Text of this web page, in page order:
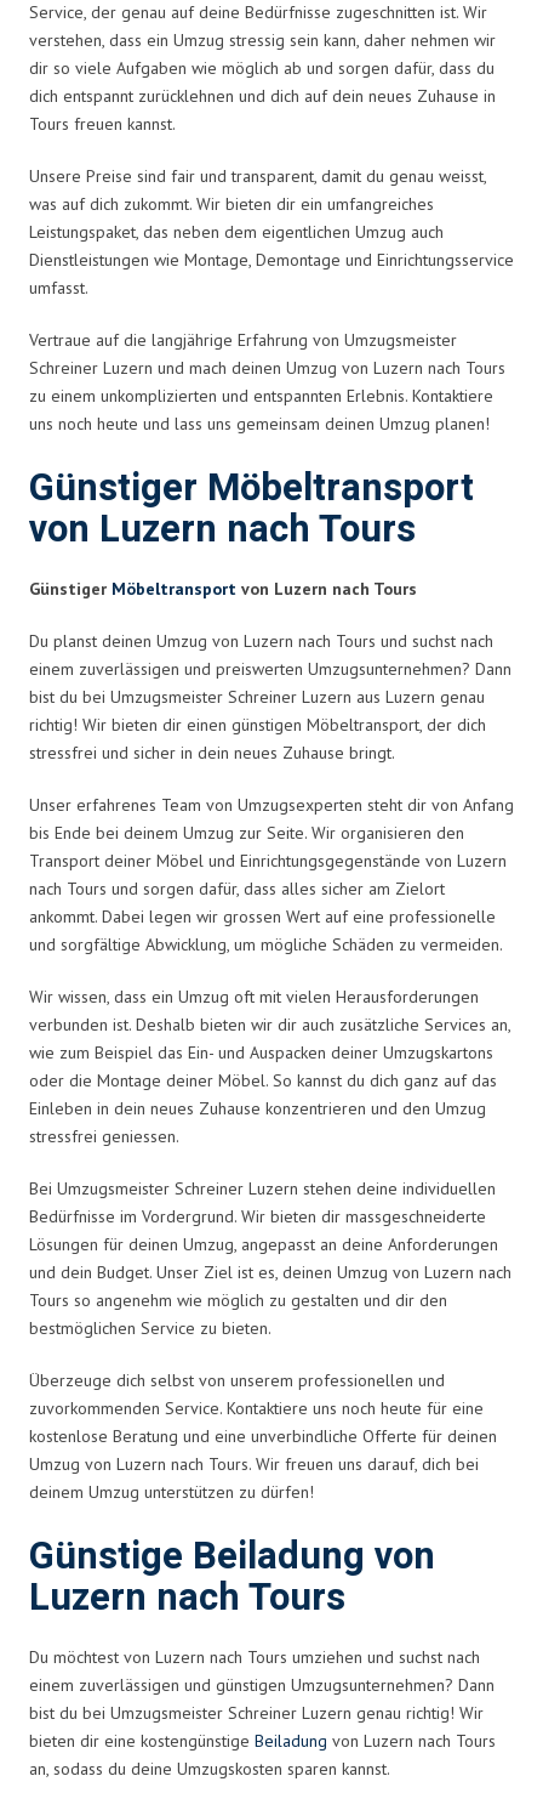
Service, der genau auf deine Bedürfnisse zugeschnitten ist. Wir
verstehen, dass ein Umzug stressig sein kann, daher nehmen wir
dir so viele Aufgaben wie möglich ab und sorgen dafür, dass du
dich entspannt zurücklehnen und dich auf dein neues Zuhause in
Tours freuen kannst.
Unsere Preise sind fair und transparent, damit du genau weisst,
was auf dich zukommt. Wir bieten dir ein umfangreiches
Leistungspaket, das neben dem eigentlichen Umzug auch
Dienstleistungen wie Montage, Demontage und Einrichtungsservice
umfasst.
Vertraue auf die langjährige Erfahrung von Umzugsmeister
Schreiner Luzern und mach deinen Umzug von Luzern nach Tours
zu einem unkomplizierten und entspannten Erlebnis. Kontaktiere
uns noch heute und lass uns gemeinsam deinen Umzug planen!
Günstiger Möbeltransport
von Luzern nach Tours
Günstiger Möbeltransport von Luzern nach Tours
Du planst deinen Umzug von Luzern nach Tours und suchst nach
einem zuverlässigen und preiswerten Umzugsunternehmen? Dann
bist du bei Umzugsmeister Schreiner Luzern aus Luzern genau
richtig! Wir bieten dir einen günstigen Möbeltransport, der dich
stressfrei und sicher in dein neues Zuhause bringt.
Unser erfahrenes Team von Umzugsexperten steht dir von Anfang
bis Ende bei deinem Umzug zur Seite. Wir organisieren den
Transport deiner Möbel und Einrichtungsgegenstände von Luzern
nach Tours und sorgen dafür, dass alles sicher am Zielort
ankommt. Dabei legen wir grossen Wert auf eine professionelle
und sorgfältige Abwicklung, um mögliche Schäden zu vermeiden.
Wir wissen, dass ein Umzug oft mit vielen Herausforderungen
verbunden ist. Deshalb bieten wir dir auch zusätzliche Services an,
wie zum Beispiel das Ein- und Auspacken deiner Umzugskartons
oder die Montage deiner Möbel. So kannst du dich ganz auf das
Einleben in dein neues Zuhause konzentrieren und den Umzug
stressfrei geniessen.
Bei Umzugsmeister Schreiner Luzern stehen deine individuellen
Bedürfnisse im Vordergrund. Wir bieten dir massgeschneiderte
Lösungen für deinen Umzug, angepasst an deine Anforderungen
und dein Budget. Unser Ziel ist es, deinen Umzug von Luzern nach
Tours so angenehm wie möglich zu gestalten und dir den
bestmöglichen Service zu bieten.
Überzeuge dich selbst von unserem professionellen und
zuvorkommenden Service. Kontaktiere uns noch heute für eine
kostenlose Beratung und eine unverbindliche Offerte für deinen
Umzug von Luzern nach Tours. Wir freuen uns darauf, dich bei
deinem Umzug unterstützen zu dürfen!
Günstige Beiladung von
Luzern nach Tours
Du möchtest von Luzern nach Tours umziehen und suchst nach
einem zuverlässigen und günstigen Umzugsunternehmen? Dann
bist du bei Umzugsmeister Schreiner Luzern genau richtig! Wir
bieten dir eine kostengünstige Beiladung von Luzern nach Tours
an, sodass du deine Umzugskosten sparen kannst.